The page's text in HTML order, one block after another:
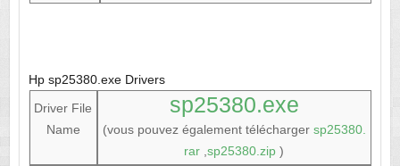
Hp sp25380.exe Drivers
Driver File
Name
sp25380.exe
(vous pouvez également télécharger sp25380.
rar ,sp25380.zip )